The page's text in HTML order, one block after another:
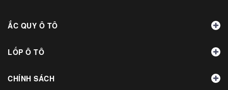
ẮC QUY Ô TÔ
LỐP Ô TÔ
CHÍNH SÁCH